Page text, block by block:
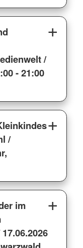
/
- 21:00
/
im